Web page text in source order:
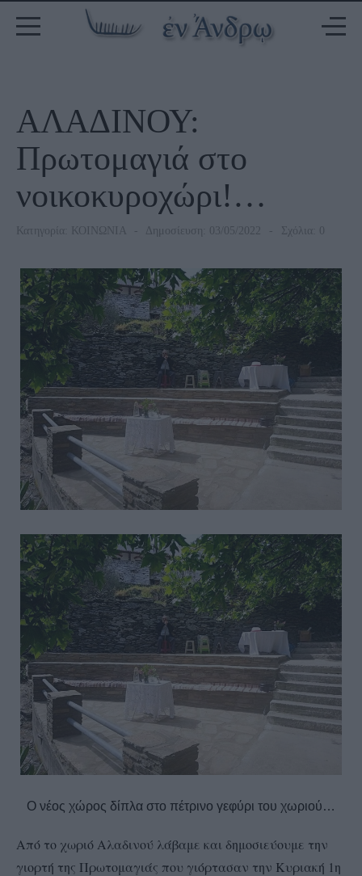
ΑΛΑΔΙΝΟΥ:
Πρωτομαγιά στο
νοικοκυροχώρι!…
Κατηγορία: ΚΟΙΝΩΝΙΑ Δημοσίευση: 03/05/2022 Σχόλια: 0
Ο νέος χώρος δίπλα στο πέτρινο γεφύρι του χωριού…
Από το χωριό Αλαδινού λάβαμε και δημοσιεύουμε την
γιορτή της Πρωτομαγιάς που γιόρτασαν την Κυριακή 1η